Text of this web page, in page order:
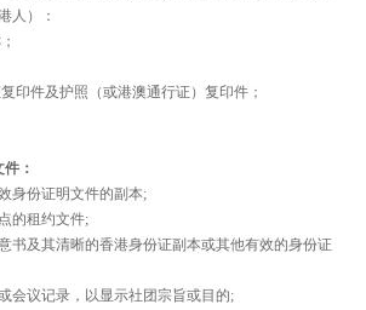
人）：
印件及护照（或港澳通行证）复印件；
：
身份证明文件的副本;
的租约文件;
书及其清晰的香港身份证副本或其他有效的身份证
会议记录，以显示社团宗旨或目的;